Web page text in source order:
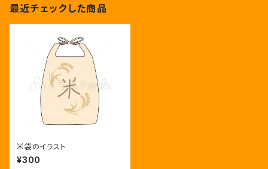
最近チェックした商品
米袋のイラスト
¥300